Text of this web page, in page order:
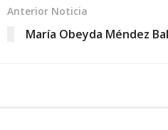
Anterior Noticia
María Obeyda Méndez